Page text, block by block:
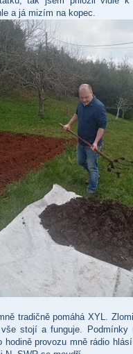
a já mizím na kopec.
tradičně pomáhá XYL.
stojí a funguje.
hodině provozu mně rádio